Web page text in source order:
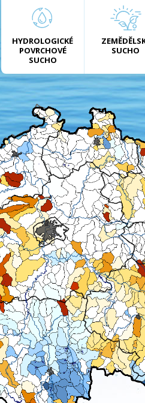
HYDROLOGICKÉ
POVRCHOVÉ
SUCHO
SUCHO